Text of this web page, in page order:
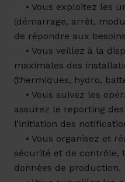
• Vous exploitez les
(démarrage, arrêt,
de répondre aux
• Vous veillez à la
maximales des
(thermiques, hydro,
• Vous suivez les
assurez le reporting
l’initiation des
• Vous organisez et
sécurité et de contrôle,
données de production.